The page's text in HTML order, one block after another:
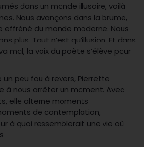
dans un monde illusoire, voilà
Nous avançons dans la brume,
effréné du monde moderne. Nous
plus. Tout n’est qu’illusion. Et dans
mal, la voix du poète s’élève pour
peu fou à revers, Pierrette
à nous arrêter un moment. Avec
elle alterne moments
de contemplation,
à quoi ressemblerait une vie où